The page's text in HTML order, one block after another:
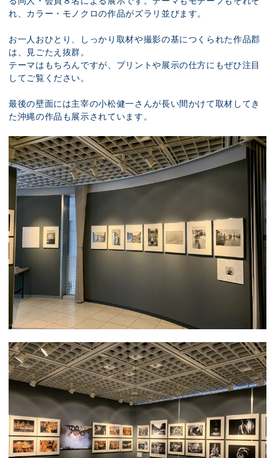
れ、カラー・モノクロの作品がズラリ並びます。
お一人おひとり、しっかり取材や撮影の基につくられた作品郡
は、見ごたえ抜群。
テーマはもちろんですが、プリントや展示の仕方にもぜひ注目
してご覧ください。
最後の壁面には主宰の小松健一さんが長い間かけて取材してき
た沖縄の作品も展示されています。